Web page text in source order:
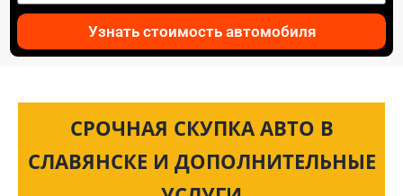
Узнать стоимость автомобиля
СРОЧНАЯ СКУПКА АВТО В
СЛАВЯНСКЕ И ДОПОЛНИТЕЛЬНЫЕ